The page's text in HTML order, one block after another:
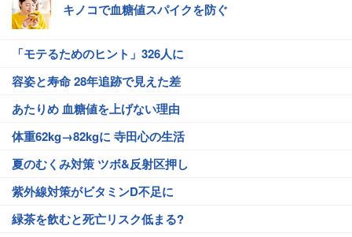
キノコで血糖値スパイクを防ぐ
「モテるためのヒント」326人に
容姿と寿命 28年追跡で見えた差
あたりめ 血糖値を上げない理由
体重62kg→82kgに 寺田心の生活
夏のむくみ対策 ツボ&反射区押し
紫外線対策がビタミンD不足に
緑茶を飲むと死亡リスク低まる?